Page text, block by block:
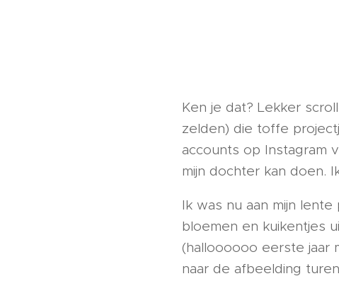
Ken je dat? Lekker
zelden) die toffe
accounts op Instagram
mijn dochter kan doen.
Ik was nu aan mijn
bloemen en kuikentjes
(halloooooo eerste jaar
naar de afbeelding